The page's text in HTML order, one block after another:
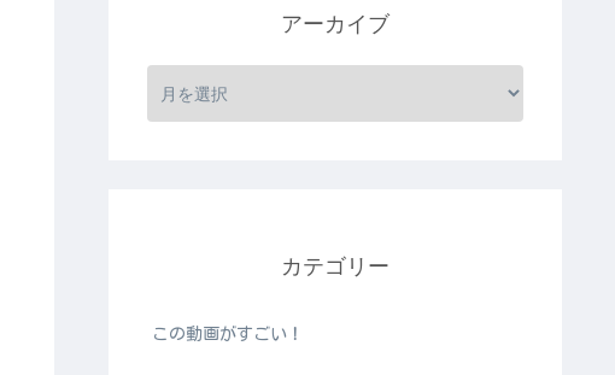
アーカイブ
カテゴリー
この動画がすごい！